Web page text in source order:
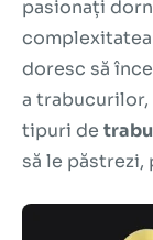
pasionați
doresc să
a
tipuri de
să le păstrezi,